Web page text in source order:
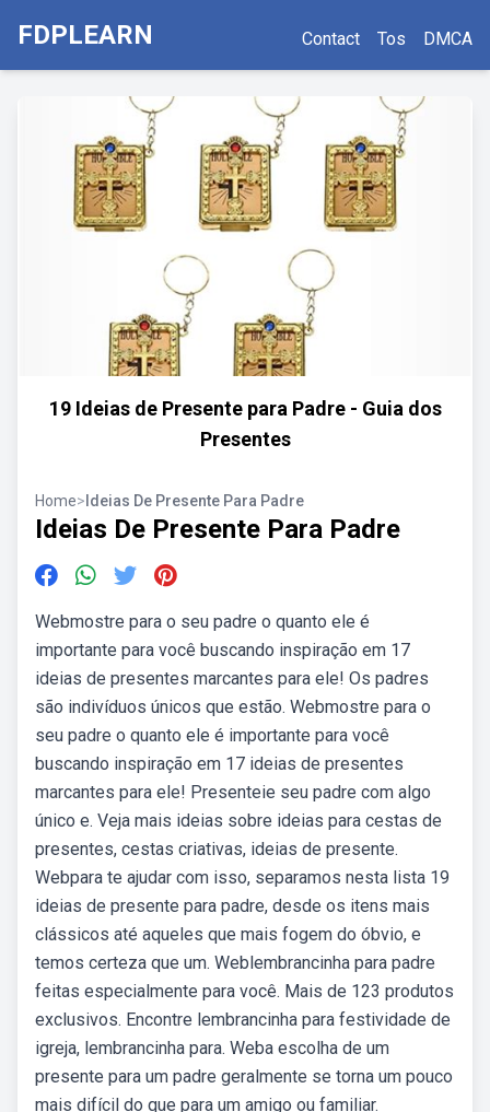
FDPLEARN Contact Tos DMCA
19 Ideias de Presente para Padre - Guia dos
Presentes
Home> Ideias De Presente Para Padre
Ideias De Presente Para Padre
Webmostre para o seu padre o quanto ele é
importante para você buscando inspiração em 17
ideias de presentes marcantes para ele! Os padres
são indivíduos únicos que estão. Webmostre para o
seu padre o quanto ele é importante para você
buscando inspiração em 17 ideias de presentes
marcantes para ele! Presenteie seu padre com algo
único e. Veja mais ideias sobre ideias para cestas de
presentes, cestas criativas, ideias de presente.
Webpara te ajudar com isso, separamos nesta lista 19
ideias de presente para padre, desde os itens mais
clássicos até aqueles que mais fogem do óbvio, e
temos certeza que um. Weblembrancinha para padre
feitas especialmente para você. Mais de 123 produtos
exclusivos. Encontre lembrancinha para festividade de
igreja, lembrancinha para. Weba escolha de um
presente para um padre geralmente se torna um pouco
mais difícil do que para um amigo ou familiar.